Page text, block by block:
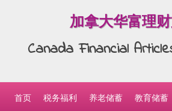
加拿大华富理
Canada Financial
Skip to content
首页
税务福利 养老储蓄 教育储蓄